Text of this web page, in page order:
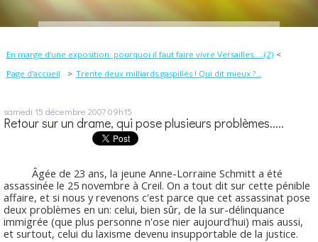
En marge d'une exposition: pourquoi il faut faire vivre Versailles.....(2)
Page d'accueil
Trente deux milliards gaspillés ! Qui dit mieux ?...
samedi 15 décembre 200709h15
Retour sur un drame, qui pose plusieurs problèmes.....
Âgée de 23 ans, la jeune Anne-Lorraine Schmitt a été
assassinée le 25 novembre à Creil. On a tout dit sur cette pénible
affaire, et si nous y revenons c'est parce que cet assassinat pose
deux problèmes en un: celui, bien sûr, de la sur-délinquance
immigrée (que plus personne n'ose nier aujourd'hui) mais aussi,
et surtout, celui du laxisme devenu insupportable de la justice.